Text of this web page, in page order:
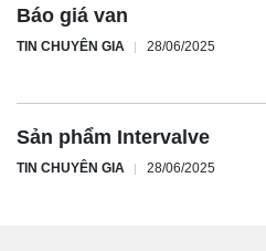
Báo giá van
TIN CHUYÊN GIA 28/06/2025
Sản phẩm Intervalve
TIN CHUYÊN GIA 28/06/2025